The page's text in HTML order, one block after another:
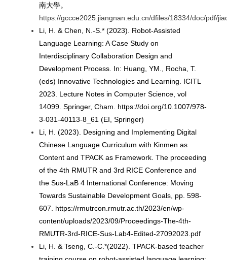
南大學。
https://gccce2025.jiangnan.edu.cn/dfiles/18334/doc/pdf/
Li, H. & Chen, N.-S.* (2023). Robot-Assisted
Language Learning: A Case Study on
Interdisciplinary Collaboration Design and
Development Process. In: Huang, YM., Rocha, T.
(eds) Innovative Technologies and Learning. ICITL
2023. Lecture Notes in Computer Science, vol
14099. Springer, Cham. https://doi.org/10.1007/978-
3-031-40113-8_61 (EI, Springer)
Li, H. (2023). Designing and Implementing Digital
Chinese Language Curriculum with Kinmen as
Content and TPACK as Framework. The proceeding
of the 4th RMUTR and 3rd RICE Conference and
the Sus-LaB 4 International Conference: Moving
Towards Sustainable Development Goals, pp. 598-
607. https://rmutrcon.rmutr.ac.th/2023/en/wp-
content/uploads/2023/09/Proceedings-The-4th-
RMUTR-3rd-RICE-Sus-Lab4-Edited-27092023.pdf
Li, H. & Tseng, C.-C.*(2022). TPACK-based teacher